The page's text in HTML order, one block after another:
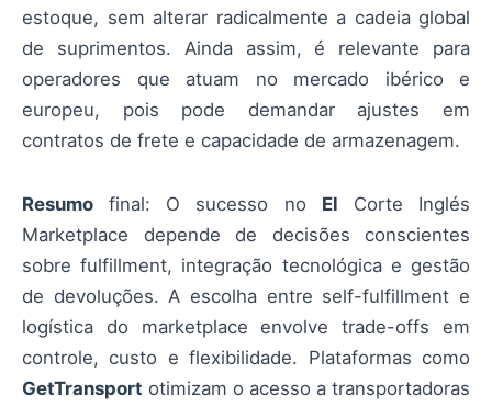
estoque, sem alterar radicalmente a cadeia global
de suprimentos. Ainda assim, é relevante para
operadores que atuam no mercado ibérico e
europeu, pois pode demandar ajustes em
contratos de frete e capacidade de armazenagem.
Resumo final: O sucesso no El Corte Inglés
Marketplace depende de decisões conscientes
sobre fulfillment, integração tecnológica e gestão
de devoluções. A escolha entre self-fulfillment e
logística do marketplace envolve trade-offs em
controle, custo e flexibilidade. Plataformas como
GetTransport otimizam o acesso a transportadoras